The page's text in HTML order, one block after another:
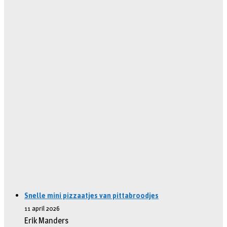
Snelle mini pizzaatjes van pittabroodjes
11 april 2026
Erik Manders